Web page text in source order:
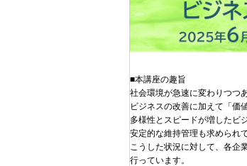
■本講座の趣旨
社会環境が急速に変わりつつ
ビジネスの改善に加えて「価
多様性とスピードが増したビ
安定的な維持管理も求められ
こうした状況に対して、各企
行っています。